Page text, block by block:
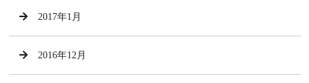
2017年1月
2016年12月